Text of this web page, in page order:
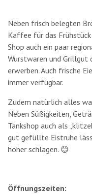
Neben frisch belegten
Kaffee für das
Shop auch ein paar
Wurstwaren und Grillgut
erwerben. Auch frische
immer verfügbar.
Zudem natürlich alles
Neben Süßigkeiten,
Tankshop auch als
gut gefüllte Eistruhe
höher schlagen. 😊
Öffnungszeiten: